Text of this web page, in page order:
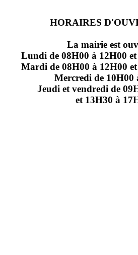
HORAIRES
La mairie est
Lundi de 08H00 à 12H00
Mardi de 08H00 à 12H00
Mercredi de 10H00
Jeudi et vendredi de
et 13H30 à